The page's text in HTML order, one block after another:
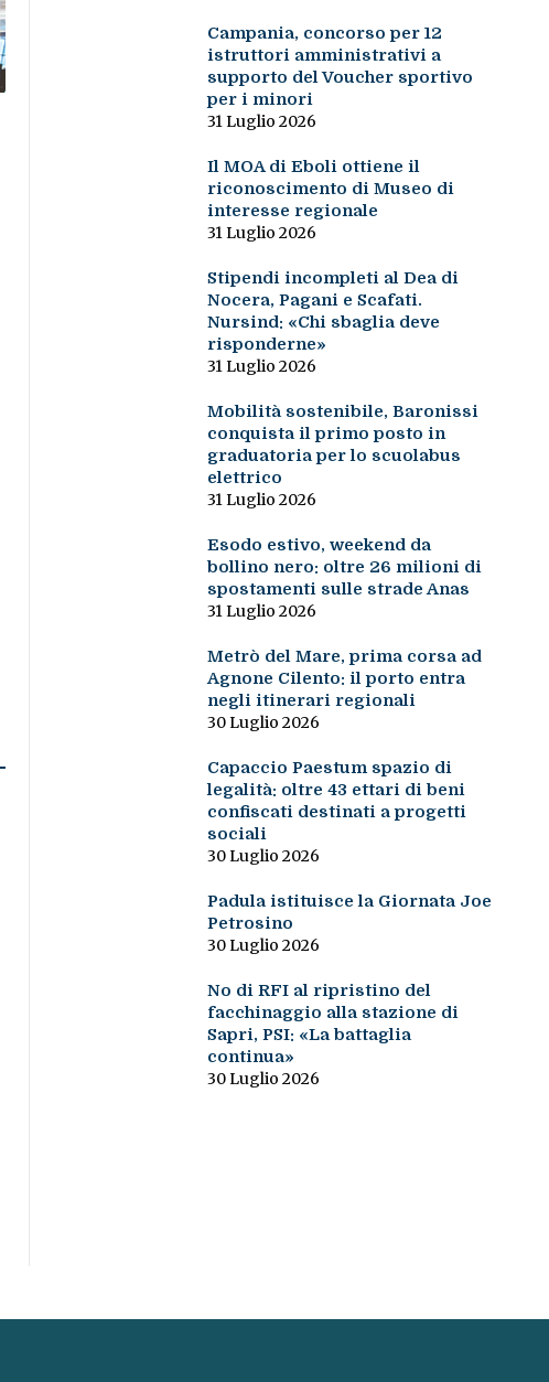
Campania, concorso per 12
istruttori amministrativi a
supporto del Voucher sportivo
per i minori
31 Luglio 2026
Il MOA di Eboli ottiene il
riconoscimento di Museo di
interesse regionale
31 Luglio 2026
Stipendi incompleti al Dea di
Nocera, Pagani e Scafati.
Nursind: «Chi sbaglia deve
risponderne»
31 Luglio 2026
Mobilità sostenibile, Baronissi
conquista il primo posto in
graduatoria per lo scuolabus
elettrico
31 Luglio 2026
Esodo estivo, weekend da
bollino nero: oltre 26 milioni di
spostamenti sulle strade Anas
31 Luglio 2026
Metrò del Mare, prima corsa ad
Agnone Cilento: il porto entra
negli itinerari regionali
30 Luglio 2026
Capaccio Paestum spazio di
legalità: oltre 43 ettari di beni
confiscati destinati a progetti
sociali
30 Luglio 2026
Padula istituisce la Giornata Joe
Petrosino
30 Luglio 2026
No di RFI al ripristino del
facchinaggio alla stazione di
Sapri, PSI: «La battaglia
continua»
30 Luglio 2026